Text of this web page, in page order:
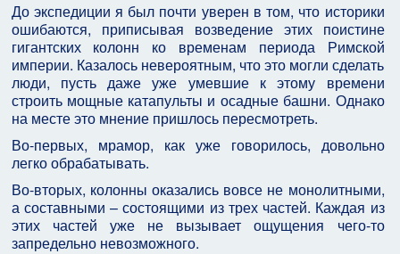
До экспедиции я был почти уверен в том, что историки
ошибаются, приписывая возведение этих поистине
гигантских колонн ко временам периода Римской
империи. Казалось невероятным, что это могли сделать
люди, пусть даже уже умевшие к этому времени
строить мощные катапульты и осадные башни. Однако
на месте это мнение пришлось пересмотреть.
Во-первых, мрамор, как уже говорилось, довольно
легко обрабатывать.
Во-вторых, колонны оказались вовсе не монолитными,
а составными – состоящими из трех частей. Каждая из
этих частей уже не вызывает ощущения чего-то
запредельно невозможного.